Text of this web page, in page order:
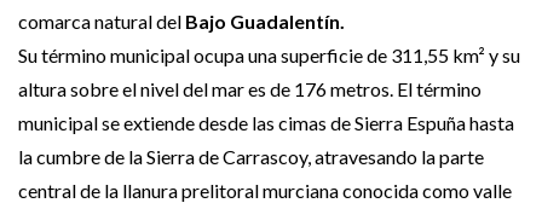
comarca natural del Bajo Guadalentín.
Su término municipal ocupa una superficie de 311,55 km² y su
altura sobre el nivel del mar es de 176 metros. El término
municipal se extiende desde las cimas de Sierra Espuña hasta
la cumbre de la Sierra de Carrascoy, atravesando la parte
central de la llanura prelitoral murciana conocida como valle